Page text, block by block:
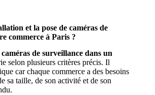
et la pose de caméras de
commerce à Paris ?
caméras de surveillance dans un
selon plusieurs critères précis. Il
car chaque commerce a des besoins
sa taille, de son activité et de son